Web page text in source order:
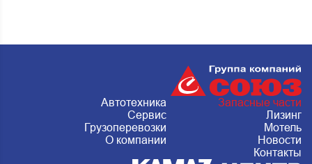
Автотехника
Запасные части
Сервис
Лизинг
Грузоперевозки
Мотель
О компании
Новости
Контакты